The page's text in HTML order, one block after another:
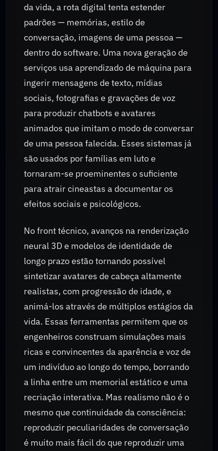
da vida, a rota digital tenta estender
padrões — memórias, estilo de
conversação, imagens de uma pessoa —
dentro do software. Uma nova geração de
serviços usa aprendizado de máquina para
ingerir mensagens de texto, mídias
sociais, fotografias e gravações de voz
para produzir chatbots e avatares
animados que imitam o modo de conversar
de uma pessoa falecida. Esses sistemas já
são usados por famílias em luto e
tornaram-se proeminentes o suficiente
para atrair cineastas a documentar os
efeitos sociais e psicológicos.
No front técnico, avanços na renderização
neural 3D e modelos de identidade de
longo prazo estão tornando possível
sintetizar avatares de cabeça altamente
realistas, com progressão de idade, e
animá-los através de múltiplos estágios da
vida. Essas ferramentas permitem que os
engenheiros construam simulações mais
ricas e convincentes da aparência e voz de
um indivíduo ao longo do tempo, borrando
a linha entre um memorial estático e uma
recriação interativa. Mas realismo não é o
mesmo que continuidade da consciência:
reproduzir peculiaridades de conversação
é muito mais fácil do que reproduzir uma